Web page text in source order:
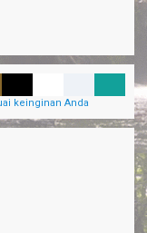
keinginan Anda